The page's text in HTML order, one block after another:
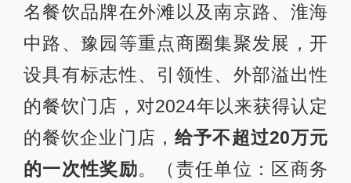
名餐饮品牌在外滩以及南京路、淮海
中路、豫园等重点商圈集聚发展，开
设具有标志性、引领性、外部溢出性
的餐饮门店，对2024年以来获得认定
的餐饮企业门店，给予不超过20万元
的一次性奖励。（责任单位：区商务